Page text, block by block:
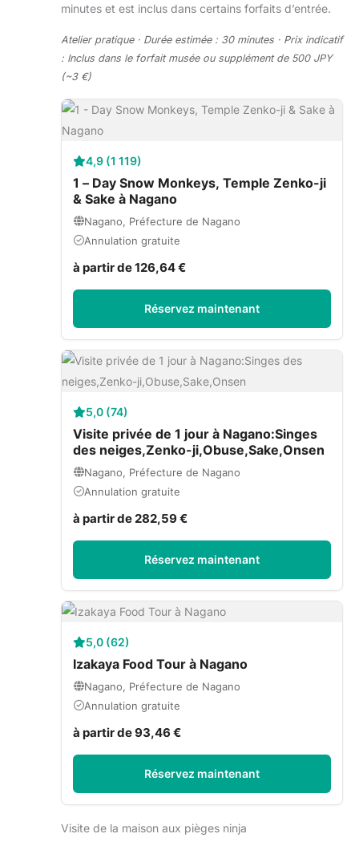
minutes et est inclus dans certains forfaits d’entrée.
Atelier pratique · Durée estimée : 30 minutes · Prix indicatif
: Inclus dans le forfait musée ou supplément de 500 JPY
(~3 €)
4,9 (1 119)
1 – Day Snow Monkeys, Temple Zenko-ji
& Sake à Nagano
Nagano, Préfecture de Nagano
Annulation gratuite
à partir de 126,64 €
Réservez maintenant
5,0 (74)
Visite privée de 1 jour à Nagano:Singes
des neiges,Zenko-ji,Obuse,Sake,Onsen
Nagano, Préfecture de Nagano
Annulation gratuite
à partir de 282,59 €
Réservez maintenant
5,0 (62)
Izakaya Food Tour à Nagano
Nagano, Préfecture de Nagano
Annulation gratuite
à partir de 93,46 €
Réservez maintenant
Visite de la maison aux pièges ninja